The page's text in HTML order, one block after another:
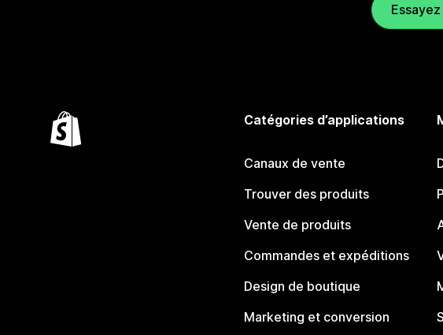
Catégories d’applications
Canaux de vente
Trouver des produits
Vente de produits
Commandes et expéditions
Design de boutique
Marketing et conversion